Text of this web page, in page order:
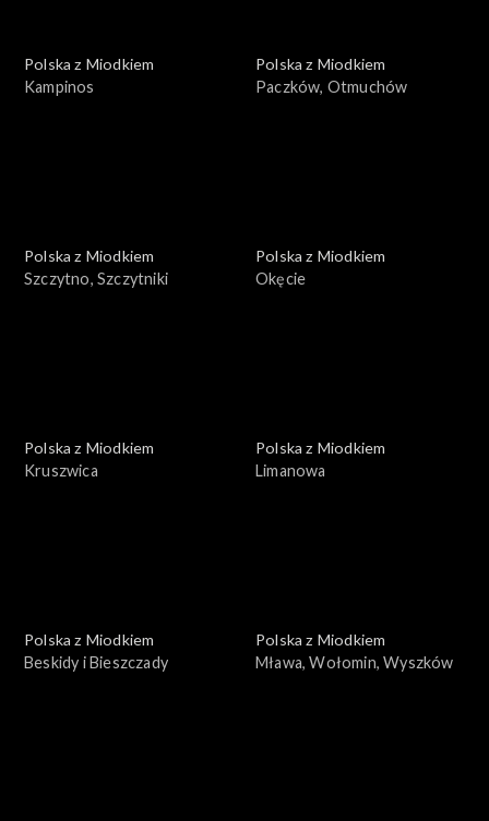
Polska z Miodkiem
Kampinos
Polska z Miodkiem
Paczków, Otmuchów
Polska z Miodkiem
Szczytno, Szczytniki
Polska z Miodkiem
Okęcie
Polska z Miodkiem
Kruszwica
Polska z Miodkiem
Limanowa
Polska z Miodkiem
Beskidy i Bieszczady
Polska z Miodkiem
Mława, Wołomin, Wyszków